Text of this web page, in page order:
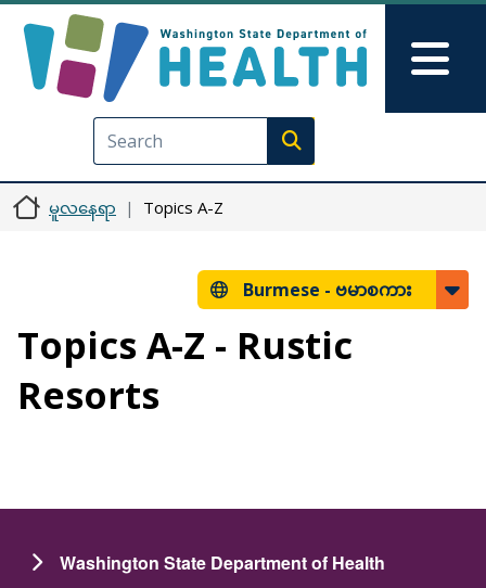
Execute search
မူလနေရာ Topics A-Z
Burmese - ဗမာစကား
Topics A-Z - Rustic
Resorts
Washington State Department of Health